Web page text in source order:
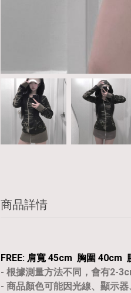
商品詳情
FREE: 肩寬 45cm 胸圍
- 根據測量方法不同，會有2-
- 商品顏色可能因光線、顯示